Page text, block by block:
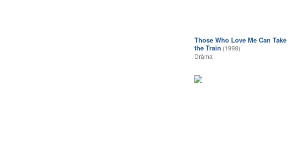
Those Who Love Me Can Take
the Train (1998)
Drāma